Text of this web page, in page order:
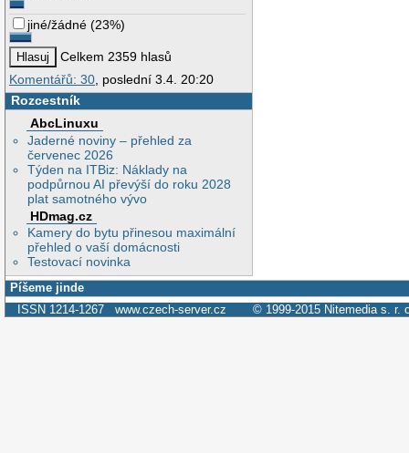
jiné/žádné (23%)
Celkem 2359 hlasů
Komentářů: 30, poslední 3.4. 20:20
Rozcestník
AbcLinuxu
Jaderné noviny – přehled za
červenec 2026
Týden na ITBiz: Náklady na
podpůrnou AI převýší do roku 2028
plat samotného vývo
HDmag.cz
Kamery do bytu přinesou maximální
přehled o vaší domácnosti
Testovací novinka
Píšeme jinde
ISSN 1214-1267 www.czech-server.cz © 1999-2015 Nitemedia s. r.